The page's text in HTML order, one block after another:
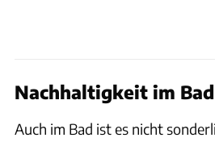
Nachhaltigkeit im Bad
Auch im Bad ist es nicht